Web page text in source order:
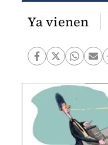
Ya vienen